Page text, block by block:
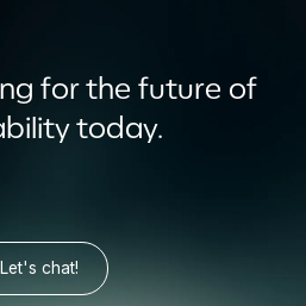
for the future of
today.
Let's chat!